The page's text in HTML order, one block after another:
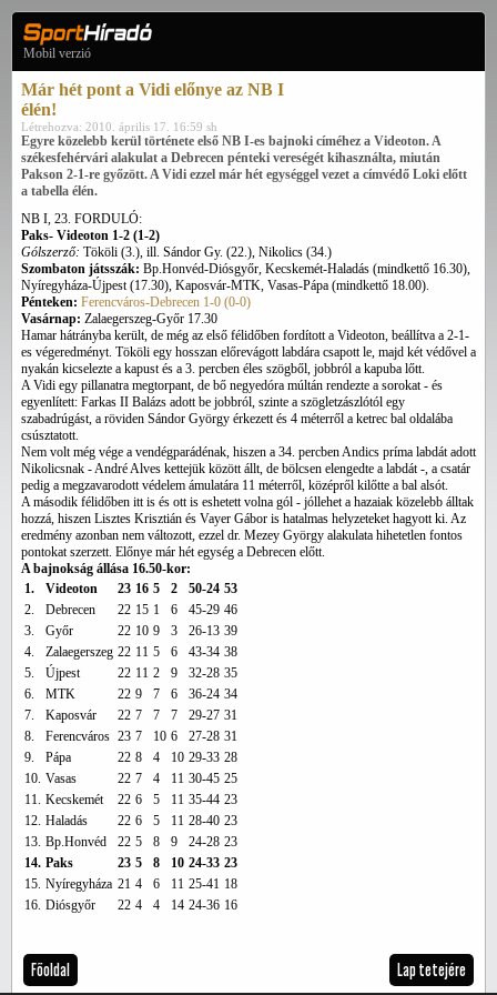
Mobil verzió
Már hét pont a Vidi előnye az NB I
élén!
Létrehozva: 2010. április 17. 16:59 sh
Egyre közelebb kerül története első NB I-es bajnoki címéhez a Videoton. A
székesfehérvári alakulat a Debrecen pénteki vereségét kihasználta, miután
Pakson 2-1-re győzött. A Vidi ezzel már hét egységgel vezet a címvédő Loki előtt
a tabella élén.
NB I, 23. FORDULÓ:
Paks- Videoton 1-2 (1-2)
Gólszerző: Tököli (3.), ill. Sándor Gy. (22.), Nikolics (34.)
Szombaton játsszák: Bp.Honvéd-Diósgyőr, Kecskemét-Haladás (mindkettő 16.30),
Nyíregyháza-Újpest (17.30), Kaposvár-MTK, Vasas-Pápa (mindkettő 18.00).
Pénteken: Ferencváros-Debrecen 1-0 (0-0)
Vasárnap: Zalaegerszeg-Győr 17.30
Hamar hátrányba került, de még az első félidőben fordított a Videoton, beállítva a 2-1-
es végeredményt. Tököli egy hosszan előrevágott labdára csapott le, majd két védővel a
nyakán kicselezte a kapust és a 3. percben éles szögből, jobbról a kapuba lőtt.
A Vidi egy pillanatra megtorpant, de bő negyedóra múltán rendezte a sorokat - és
egyenlített: Farkas II Balázs adott be jobbról, szinte a szögletzászlótól egy
szabadrúgást, a röviden Sándor György érkezett és 4 méterről a ketrec bal oldalába
csúsztatott.
Nem volt még vége a vendégparádénak, hiszen a 34. percben Andics príma labdát adott
Nikolicsnak - André Alves kettejük között állt, de bölcsen elengedte a labdát -, a csatár
pedig a megzavarodott védelem ámulatára 11 méterről, középről kilőtte a bal alsót.
A második félidőben itt is és ott is eshetett volna gól - jóllehet a hazaiak közelebb álltak
hozzá, hiszen Lisztes Krisztián és Vayer Gábor is hatalmas helyzeteket hagyott ki. Az
eredmény azonban nem változott, ezzel dr. Mezey György alakulata hihetetlen fontos
pontokat szerzett. Előnye már hét egység a Debrecen előtt.
A bajnokság állása 16.50-kor:
1.
Videoton 23 16 5 2 50-24 53
2.
Debrecen 22 15 1 6 45-29 46
3.
Győr 22 10 9 3 26-13 39
4.
Zalaegerszeg 22 11 5 6 43-34 38
5.
Újpest 22 11 2 9 32-28 35
6.
MTK 22 9 7 6 36-24 34
7.
Kaposvár 22 7 7 7 29-27 31
8.
Ferencváros 23 7 10 6 27-28 31
9.
Pápa 22 8 4 10 29-33 28
10. Vasas 22 7 4 11 30-45 25
11. Kecskemét 22 6 5 11 35-44 23
12. Haladás 22 6 5 11 28-40 23
13. Bp.Honvéd 22 5 8 9 24-28 23
14. Paks 23 5 8 10 24-33 23
15. Nyíregyháza 21 4 6 11 25-41 18
16. Diósgyőr 22 4 4 14 24-36 16
Főoldal Lap tetejére